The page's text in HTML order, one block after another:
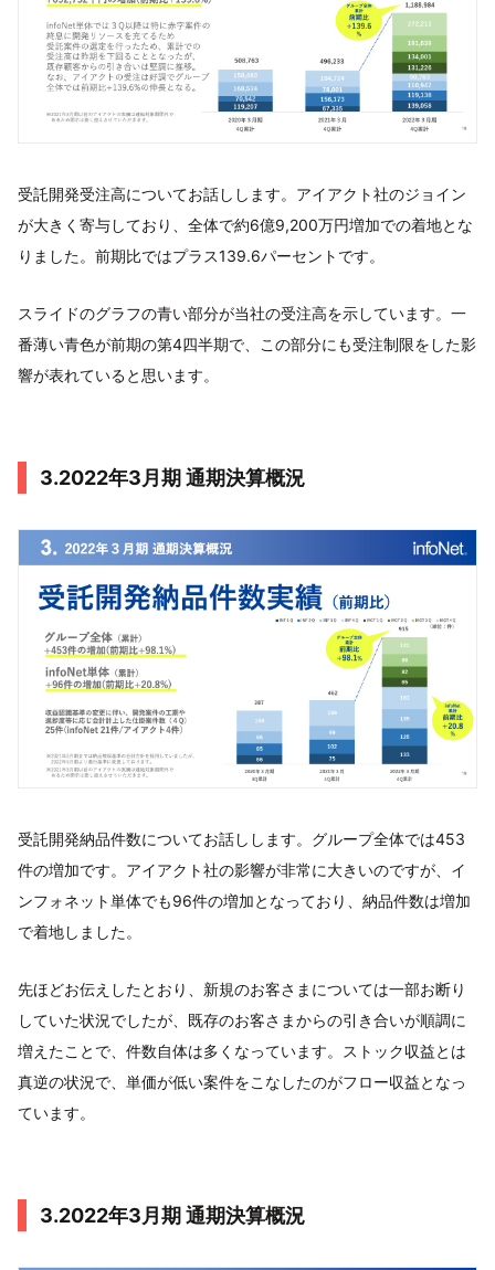
受託開発受注高についてお話しします。アイアクト社のジョイン
が大きく寄与しており、全体で約6億9,200万円増加での着地とな
りました。前期比ではプラス139.6パーセントです。
スライドのグラフの青い部分が当社の受注高を示しています。一
番薄い青色が前期の第4四半期で、この部分にも受注制限をした影
響が表れていると思います。
3.2022年3月期 通期決算概況
受託開発納品件数についてお話しします。グループ全体では453
件の増加です。アイアクト社の影響が非常に大きいのですが、イ
ンフォネット単体でも96件の増加となっており、納品件数は増加
で着地しました。
先ほどお伝えしたとおり、新規のお客さまについては一部お断り
していた状況でしたが、既存のお客さまからの引き合いが順調に
増えたことで、件数自体は多くなっています。ストック収益とは
真逆の状況で、単価が低い案件をこなしたのがフロー収益となっ
ています。
3.2022年3月期 通期決算概況